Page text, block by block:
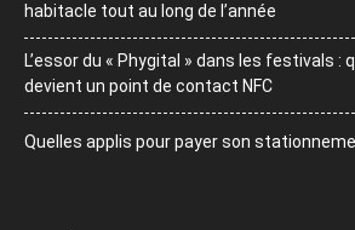
habitacle tout au long de l’année
L’essor du « Phygital » dans les festivals :
devient un point de contact NFC
Quelles applis pour payer son